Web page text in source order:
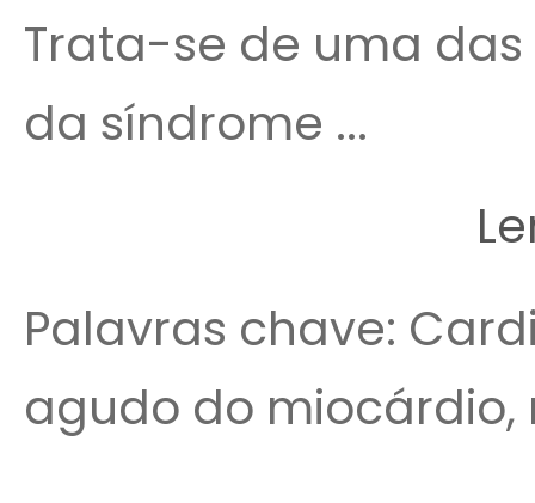
Trata-se de uma
da síndrome ...
Palavras chave:
agudo do miocárdio,